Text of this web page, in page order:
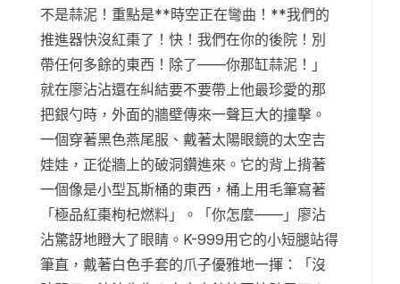
不是蒜泥！重點是**時空正在彎曲！**我們的
推進器快沒紅棗了！快！我們在你的後院！別
帶任何多餘的東西！除了——你那缸蒜泥！」
就在廖沾沾還在糾結要不要帶上他最珍愛的那
把銀勺時，外面的牆壁傳來一聲巨大的撞擊。
一個穿著黑色燕尾服、戴著太陽眼鏡的太空吉
娃娃，正從牆上的破洞鑽進來。它的背上揹著
一個像是小型瓦斯桶的東西，桶上用毛筆寫著
「極品紅棗枸杞燃料」。「你怎麼——」廖沾
沾驚訝地瞪大了眼睛。K-999用它的小短腿站得
筆直，戴著白色手套的爪子優雅地一揮：「沒